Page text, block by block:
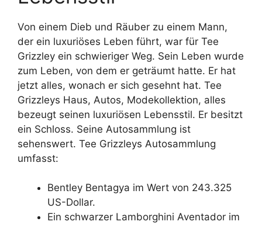
Von einem Dieb und Räuber zu einem Mann,
der ein luxuriöses Leben führt, war für Tee
Grizzley ein schwieriger Weg. Sein Leben wurde
zum Leben, von dem er geträumt hatte. Er hat
jetzt alles, wonach er sich gesehnt hat. Tee
Grizzleys Haus, Autos, Modekollektion, alles
bezeugt seinen luxuriösen Lebensstil. Er besitzt
ein Schloss. Seine Autosammlung ist
sehenswert. Tee Grizzleys Autosammlung
umfasst:
Bentley Bentagya im Wert von 243.325
US-Dollar.
Ein schwarzer Lamborghini Aventador im